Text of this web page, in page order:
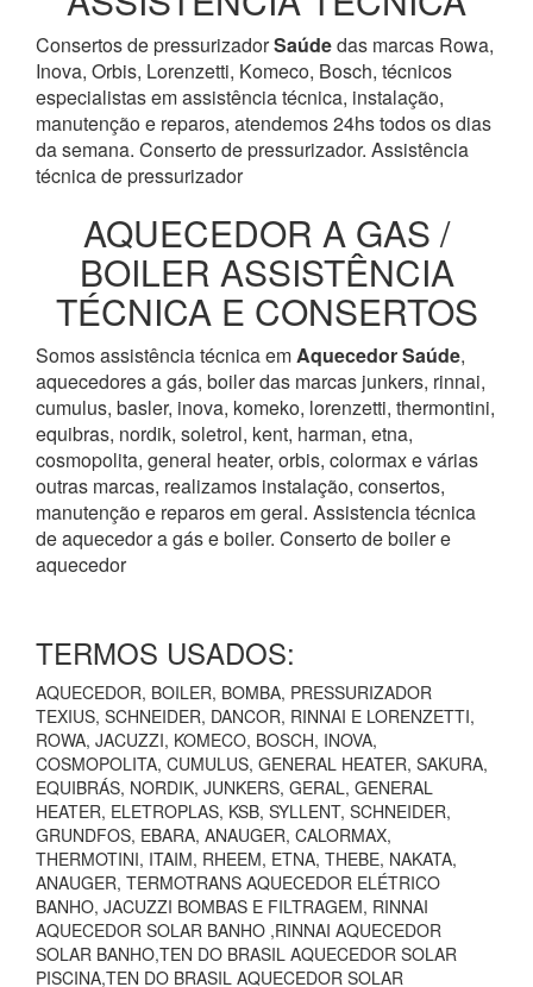
Consertos de pressurizadorSaúdedas marcas Rowa,
Inova, Orbis, Lorenzetti, Komeco, Bosch, técnicos
especialistas em assistência técnica, instalação,
manutenção e reparos, atendemos 24hs todos os dias
da semana. Conserto de pressurizador. Assistência
técnica de pressurizador
AQUECEDOR A GAS /
BOILER ASSISTÊNCIA
TÉCNICA E CONSERTOS
Somos assistência técnica emAquecedorSaúde,
aquecedores a gás, boiler das marcas junkers, rinnai,
cumulus, basler, inova, komeko, lorenzetti, thermontini,
equibras, nordik, soletrol, kent, harman, etna,
cosmopolita, general heater, orbis, colormax e várias
outras marcas, realizamos instalação, consertos,
manutenção e reparos em geral. Assistencia técnica
de aquecedor a gás e boiler. Conserto de boiler e
aquecedor
TERMOS USADOS:
AQUECEDOR, BOILER, BOMBA, PRESSURIZADOR
TEXIUS, SCHNEIDER, DANCOR, RINNAI E LORENZETTI,
ROWA, JACUZZI, KOMECO, BOSCH, INOVA,
COSMOPOLITA, CUMULUS, GENERAL HEATER, SAKURA,
EQUIBRÁS, NORDIK, JUNKERS, GERAL, GENERAL
HEATER, ELETROPLAS, KSB, SYLLENT, SCHNEIDER,
GRUNDFOS, EBARA, ANAUGER, CALORMAX,
THERMOTINI, ITAIM, RHEEM, ETNA, THEBE, NAKATA,
ANAUGER, TERMOTRANS AQUECEDOR ELÉTRICO
BANHO, JACUZZI BOMBAS E FILTRAGEM, RINNAI
AQUECEDOR SOLAR BANHO ,RINNAI AQUECEDOR
SOLAR BANHO,TEN DO BRASIL AQUECEDOR SOLAR
PISCINA,TEN DO BRASIL AQUECEDOR SOLAR